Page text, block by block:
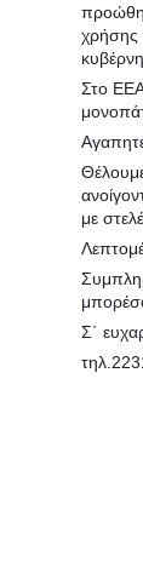
χρήσης
Στο ΕΕΑ
με
Σ΄